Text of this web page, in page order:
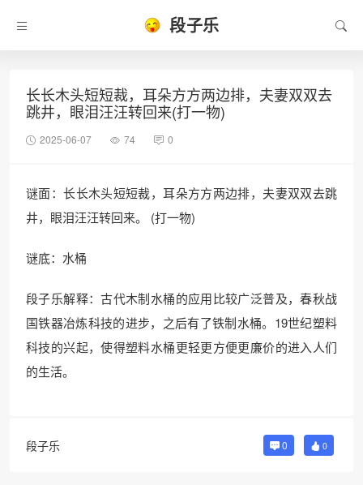
段子乐
长长木头短短裁，耳朵方方两边排，夫妻双双去
跳井，眼泪汪汪转回来(打一物)
2025-06-07 74 0
谜面：长长木头短短裁，耳朵方方两边排，夫妻双双去跳
井，眼泪汪汪转回来。 (打一物)
谜底：水桶
段子乐解释：古代木制水桶的应用比较广泛普及，春秋战
国铁器冶炼科技的进步，之后有了铁制水桶。19世纪塑料
科技的兴起，使得塑料水桶更轻更方便更廉价的进入人们
的生活。
段子乐 0 0